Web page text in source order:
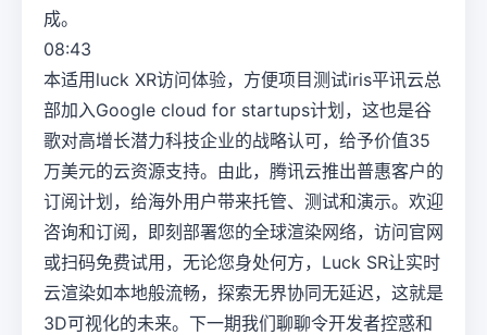
成。
08:43
本适用luck XR访问体验，方便项目测试iris平讯云总
部加入Google cloud for startups计划，这也是谷
歌对高增长潜力科技企业的战略认可，给予价值35
万美元的云资源支持。由此，腾讯云推出普惠客户的
订阅计划，给海外用户带来托管、测试和演示。欢迎
咨询和订阅，即刻部署您的全球渲染网络，访问官网
或扫码免费试用，无论您身处何方，Luck SR让实时
云渲染如本地般流畅，探索无界协同无延迟，这就是
3D可视化的未来。下一期我们聊聊令开发者控惑和